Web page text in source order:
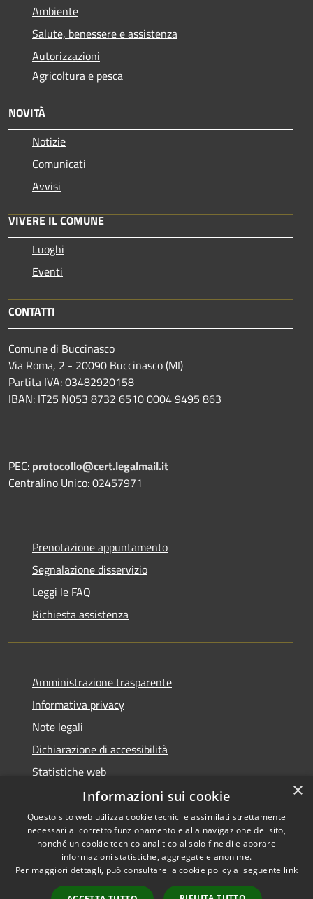
Ambiente
Salute, benessere e assistenza
Autorizzazioni
Agricoltura e pesca
NOVITÀ
Notizie
Comunicati
Avvisi
VIVERE IL COMUNE
Luoghi
Eventi
CONTATTI
Comune di Buccinasco
Via Roma, 2 - 20090 Buccinasco (MI)
Partita IVA: 03482920158
IBAN: IT25 N053 8732 6510 0004 9495 863
PEC: protocollo@cert.legalmail.it
Centralino Unico: 02457971
Prenotazione appuntamento
Segnalazione disservizio
Leggi le FAQ
Richiesta assistenza
Amministrazione trasparente
Informativa privacy
Note legali
Dichiarazione di accessibilità
Statistiche web
Accessibilità
Privacy
Copyright © 2026 • Comune di
Buccinasco • Powered by
Municipium•Accesso
redazione
×
Informazioni sui cookie
Questo sito web utilizza cookie tecnici e assimilati strettamente
necessari al corretto funzionamento e alla navigazione del sito,
nonché un cookie tecnico analitico al solo fine di elaborare
informazioni statistiche, aggregate e anonime.
Per maggiori dettagli, può consultare la cookie policy al seguente link